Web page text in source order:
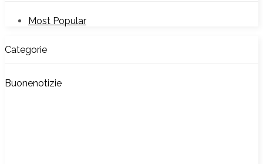
Most Popular
Categorie
Buonenotizie